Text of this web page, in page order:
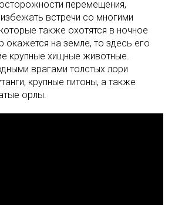
перемещения,
встречи со многими
также охотятся в ночное
окажется на земле, то здесь его
крупные хищные животные.
врагами толстых лори
крупные питоны, а также
орлы.